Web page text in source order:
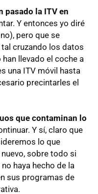
pasado la ITV en
Y entonces yo diré
pero que se
cruzando los datos
llevado el coche a
una ITV móvil hasta
precintarles el
que contaminan lo
Y sí, claro que
lo que
sobre todo si
haya hecho de la
sus programas de